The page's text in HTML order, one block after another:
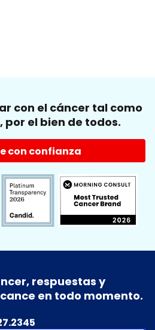
con el cáncer tal como
por el bien de todos.
con confianza
respuestas y
en todo momento.